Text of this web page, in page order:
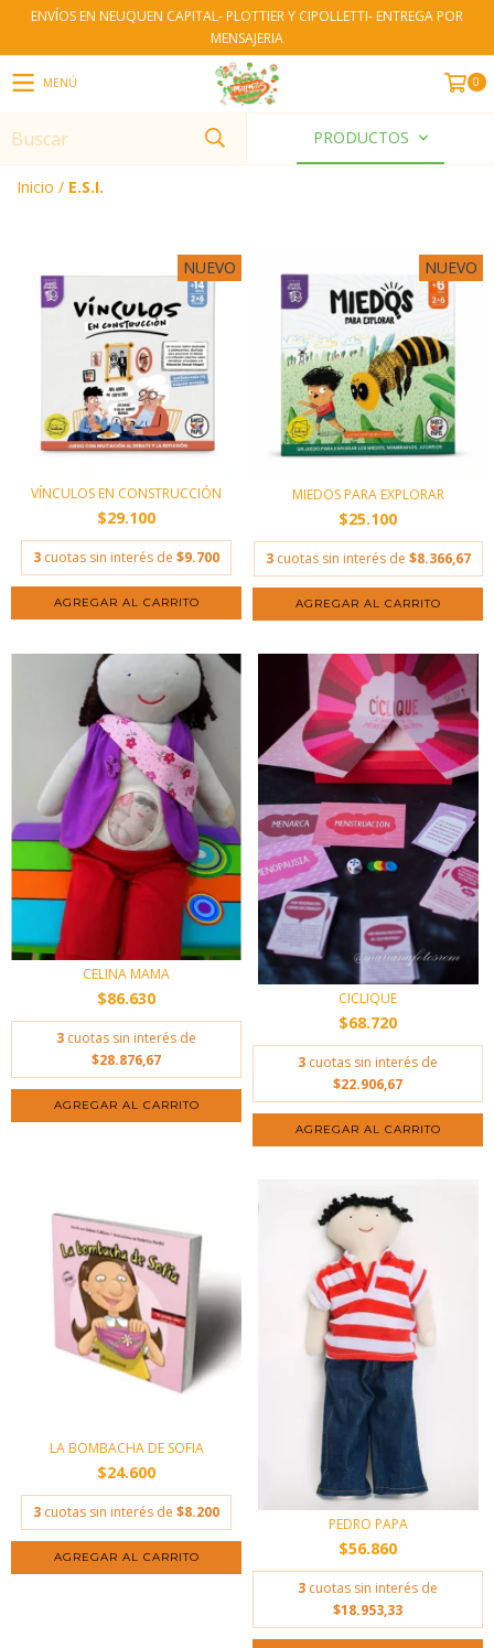
ENVÍOS EN NEUQUEN CAPITAL- PLOTTIER Y CIPOLLETTI- ENTREGA POR
MENSAJERIA
MENÚ 0
PRODUCTOS
Inicio / E.S.I.
NUEVO
VÍNCULOS EN CONSTRUCCIÓN
$29.100
3 cuotas sin interés de $9.700
NUEVO
MIEDOS PARA EXPLORAR
$25.100
3 cuotas sin interés de $8.366,67
CELINA MAMA
$86.630
3 cuotas sin interés de
$28.876,67
AGREGAR AL CARRITO
CICLIQUE
$68.720
3 cuotas sin interés de
$22.906,67
LA BOMBACHA DE SOFIA
$24.600
3 cuotas sin interés de $8.200
PEDRO PAPA
$56.860
3 cuotas sin interés de
$18.953,33